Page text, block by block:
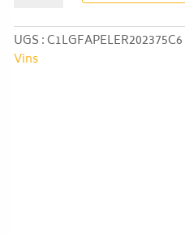
Pèlerin
2023
–
UGS :C1LGFAPELER202375C6
Vins